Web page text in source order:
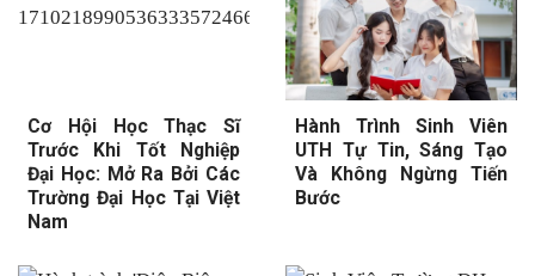
Cơ Hội Học Thạc Sĩ
Trước Khi Tốt Nghiệp
Đại Học: Mở Ra Bởi Các
Trường Đại Học Tại Việt
Nam
Hành Trình Sinh Viên
UTH Tự Tin, Sáng Tạo
Và Không Ngừng Tiến
Bước